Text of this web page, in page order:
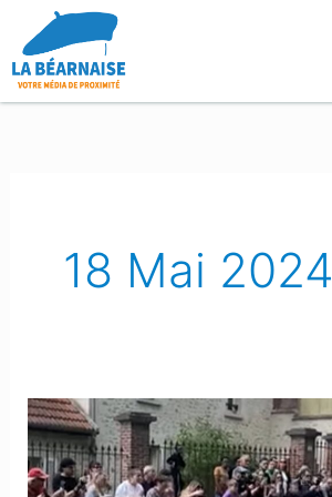
contenu
18 Mai 2024
Escout
:
La